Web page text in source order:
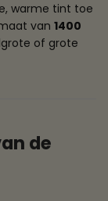
warme tint toe
van 1400
of grote
de